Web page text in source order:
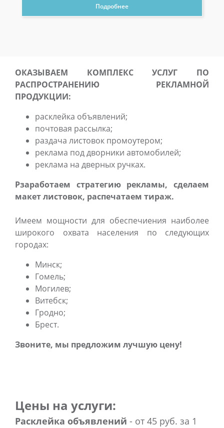
Подробнее
ОКАЗЫВАЕМ КОМПЛЕКС УСЛУГ ПО
РАСПРОСТРАНЕНИЮ РЕКЛАМНОЙ
ПРОДУКЦИИ:
расклейка объявлений;
почтовая рассылка;
раздача листовок промоутером;
реклама под дворники автомобилей;
реклама на дверных ручках.
Рзаработаем стратегию рекламы, сделаем
макет листовок, распечатаем тираж.
Имеем мощности для обеспечиения наиболее
широкого охвата населения по следующих
городах:
Минск;
Гомель;
Могилев;
Витебск;
Гродно;
Брест.
Звоните, мы предложим лучшую цену!
Цены на услуги:
Расклейка объявлений - от 45 руб. за 1